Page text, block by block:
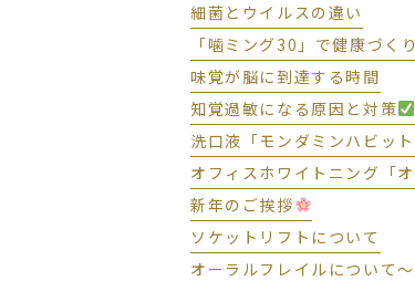
細菌とウイルスの違い
「噛ミング30」で健康づくり
味覚が脳に到達する時間
知覚過敏になる原因と対策
新年のご挨拶
ソケットリフトについて